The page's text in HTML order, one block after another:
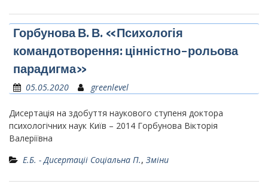
Горбунова В. В. «Психологія
командотворення: цінністно-рольова
парадигма»
05.05.2020 greenlevel
Дисертація на здобуття наукового ступеня доктора
психологічних наук Київ – 2014 Горбунова Вікторія
Валеріївна
Е.Б. - Дисертаціі Соціальна П., Зміни